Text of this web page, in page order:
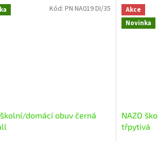
školní/domácí obuv černá
Kód: PN NA019 DI/35
Akce
Novinka
NAZO
třpytivá